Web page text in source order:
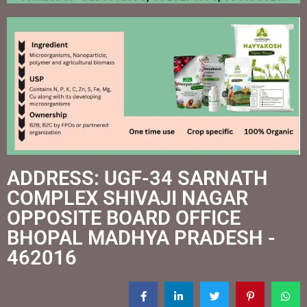
ADDRESS: UGF-34 SARNATH
COMPLEX SHIVAJI NAGAR
OPPOSITE BOARD OFFICE
BHOPAL MADHYA PRADESH -
462016